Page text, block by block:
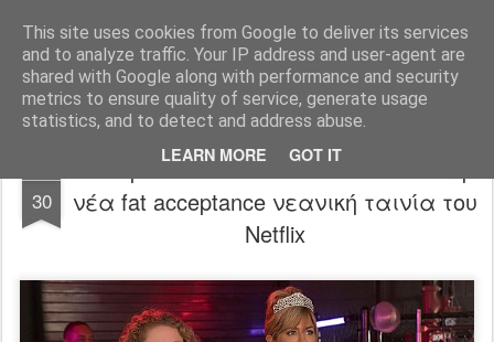
This site uses cookies from Google to deliver its services
and to analyze traffic. Your IP address and user-agent are
shared with Google along with performance and security
metrics to ensure quality of service, generate usage
statistics, and to detect and address abuse.
LEARN MORE GOT IT
FilmBoy
30
Dumplin' trailer: Η Jennifer Aniston στη
νέα fat acceptance νεανική ταινία του
Netflix